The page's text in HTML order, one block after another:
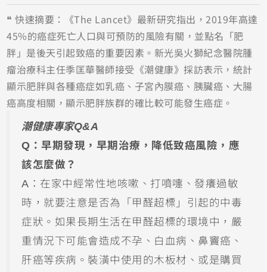
❝ 快速摘要：《The Lancet》最新研究指出，2019年高達
45%的癌症死亡人口與可預防的風險有關，並點名「肥
胖」是後天引起致癌的重要因素。新光吳火獅紀念醫院腫
瘤治療科主任季匡華醫師接受《潮健康》採訪表示，統計
顯示肥胖與各種癌症如乳癌、子宮內膜癌、胰臟癌、大腸
癌高度相關，顯示肥胖族群的確比較可能發生癌症。
潮健康專家Q&A
Q：早期發現，早期治療，降低致癌風險，應
該怎麼做？
A：在家中經常性地咳嗽、打噴嚏、發癢過敏
時，就要注意是否為「甲醛超標」引起的中毒
症狀。如果長期生活在甲醛超標的環境中，嚴
重情況下可能會造成不孕、白血病、鼻竇癌、
肝癌等疾病。裝潢中使用的木板材、或是購買